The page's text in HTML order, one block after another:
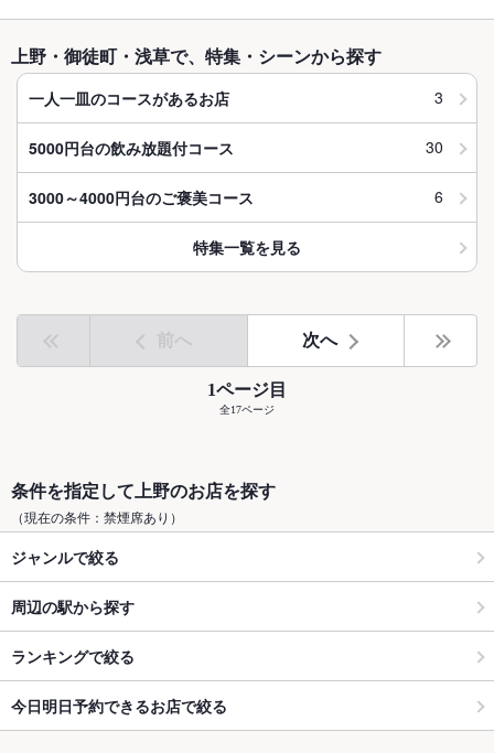
上野・御徒町・浅草で、特集・シーンから探す
一人一皿のコースがあるお店 3
5000円台の飲み放題付コース 30
3000～4000円台のご褒美コース 6
特集一覧を見る
前へ 次へ
1ページ目
全17ページ
条件を指定して上野のお店を探す
（現在の条件：禁煙席あり）
ジャンルで絞る
周辺の駅から探す
ランキングで絞る
今日明日予約できるお店で絞る